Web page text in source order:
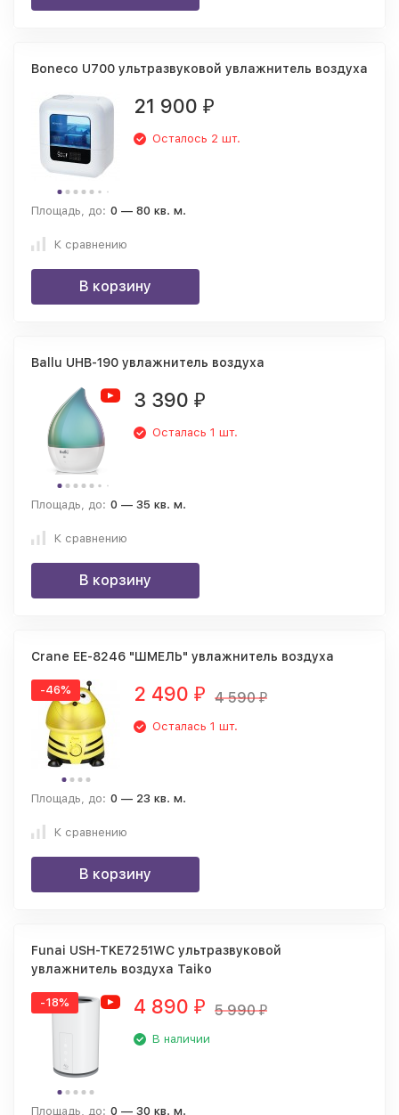
Boneco U700 ультразвуковой увлажнитель воздуха
21 900 ₽
Осталось 2 шт.
Площадь, до: 0 — 80 кв. м.
К сравнению
В корзину
Ballu UHB-190 увлажнитель воздуха
3 390 ₽
Осталась 1 шт.
Площадь, до: 0 — 35 кв. м.
К сравнению
В корзину
Crane EE-8246 "ШМЕЛЬ" увлажнитель воздуха
-46% 2 490 ₽ 4 590 ₽
Осталась 1 шт.
Площадь, до: 0 — 23 кв. м.
К сравнению
В корзину
Funai USH-TKE7251WC ультразвуковой
увлажнитель воздуха Taiko
-18% 4 890 ₽ 5 990 ₽
В наличии
Площадь, до: 0 — 30 кв. м.